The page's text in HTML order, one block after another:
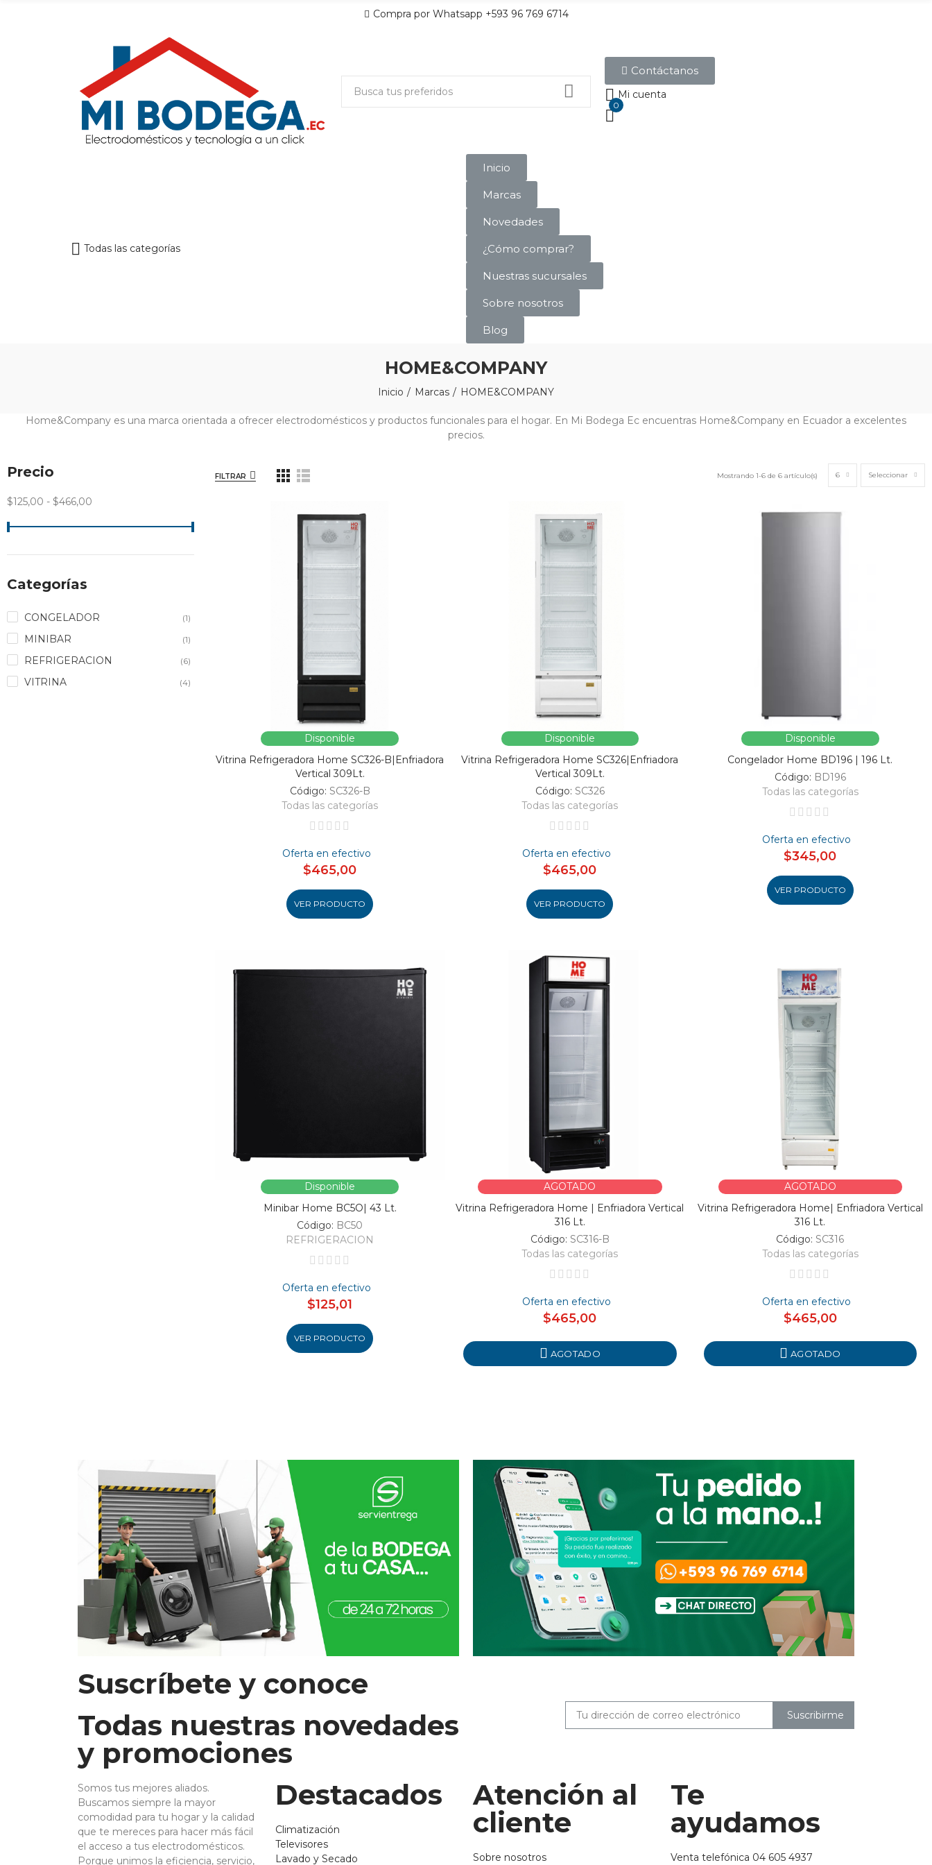
Compra por Whatsapp +593 96 769 6714
Contáctanos
Mi cuenta
0
Todas las categorías
Inicio
Marcas
Novedades
¿Cómo comprar?
Nuestras sucursales
Sobre nosotros
Blog
HOME&COMPANY
Inicio Marcas HOME&COMPANY
Home&Company es una marca orientada a ofrecer electrodomésticos y productos funcionales para el hogar. En Mi Bodega Ec encuentras Home&Company en Ecuador a excelentes
precios.
FILTRAR Mostrando 1-6 de 6 artículo(s) 6 Seleccionar
Disponible
Vitrina Refrigeradora Home SC326-B|Enfriadora
Vertical 309Lt.
Código: SC326-B
Todas las categorías
Oferta en efectivo
$465,00
VER PRODUCTO
Disponible
Vitrina Refrigeradora Home SC326|Enfriadora
Vertical 309Lt.
Código: SC326
Todas las categorías
Oferta en efectivo
$465,00
VER PRODUCTO
Disponible
Congelador Home BD196 | 196 Lt.
Código: BD196
Todas las categorías
Oferta en efectivo
$345,00
VER PRODUCTO
Disponible
Minibar Home BC5O| 43 Lt.
Código: BC50
REFRIGERACION
Oferta en efectivo
$125,01
VER PRODUCTO
AGOTADO
Vitrina Refrigeradora Home | Enfriadora Vertical
316 Lt.
Código: SC316-B
Todas las categorías
Oferta en efectivo
$465,00
AGOTADO
AGOTADO
Vitrina Refrigeradora Home| Enfriadora Vertical
316 Lt.
Código: SC316
Todas las categorías
Oferta en efectivo
$465,00
AGOTADO
Precio
$125,00 - $466,00
Categorías
CONGELADOR (1)
MINIBAR (1)
REFRIGERACION (6)
VITRINA (4)
Suscríbete y conoce
Todas nuestras novedades
y promociones
Suscribirme
Somos tus mejores aliados.
Buscamos siempre la mayor
comodidad para tu hogar y la calidad
que te mereces para hacer más fácil
el acceso a tus electrodomésticos.
Porque unimos la eficiencia, servicio,
Destacados
Climatización
Televisores
Lavado y Secado
Atención al
cliente
Sobre nosotros
Te
ayudamos
Venta telefónica 04 605 4937